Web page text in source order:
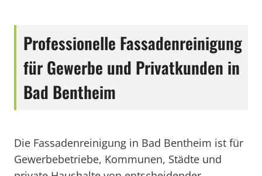
Professionelle Fassadenreinigung
für Gewerbe und Privatkunden in
Bad Bentheim
Die Fassadenreinigung in Bad Bentheim ist für
Gewerbebetriebe, Kommunen, Städte und